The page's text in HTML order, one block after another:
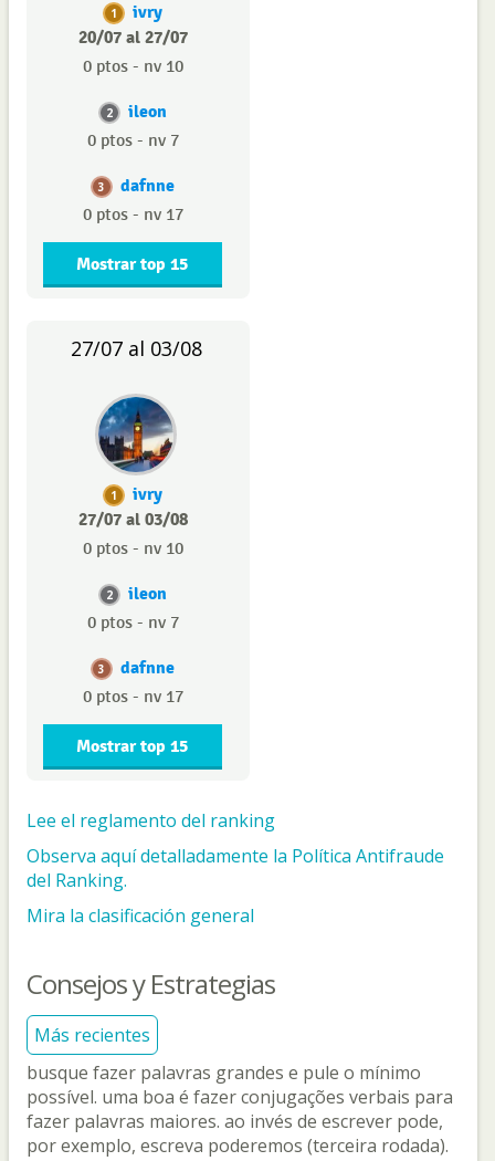
1
ivry
20/07 al 27/07
0 ptos - nv 10
2 ileon
0 ptos - nv 7
3 dafnne
0 ptos - nv 17
Mostrar top 15
27/07 al 03/08
1
ivry
27/07 al 03/08
0 ptos - nv 10
2 ileon
0 ptos - nv 7
3 dafnne
0 ptos - nv 17
Mostrar top 15
Lee el reglamento del ranking
Observa aquí detalladamente la Política Antifraude
del Ranking.
Mira la clasificación general
Consejos y Estrategias
Más recientes
busque fazer palavras grandes e pule o mínimo
possível. uma boa é fazer conjugações verbais para
fazer palavras maiores. ao invés de escrever pode,
por exemplo, escreva poderemos (terceira rodada).